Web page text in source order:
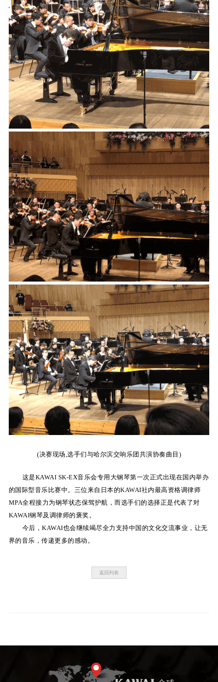
KAWAI
官方网
站
(决赛现场 选手们与哈尔滨交响乐团共演协奏曲目 )
这是KAWAI SK-EX音乐会专用大钢琴第一次正式出现在国内举办
的国际型音乐比赛中。三位来自日本的KAWAI社内最高资格调律师
MPA全程接力为钢琴状态保驾护航，而选手们的选择正是代表了对
KAWAI钢琴及调律师的褒奖。
今后，KAWAI也会继续竭尽全力支持中国的文化交流事业，让无
界的音乐，传递更多的感动。
返回列表